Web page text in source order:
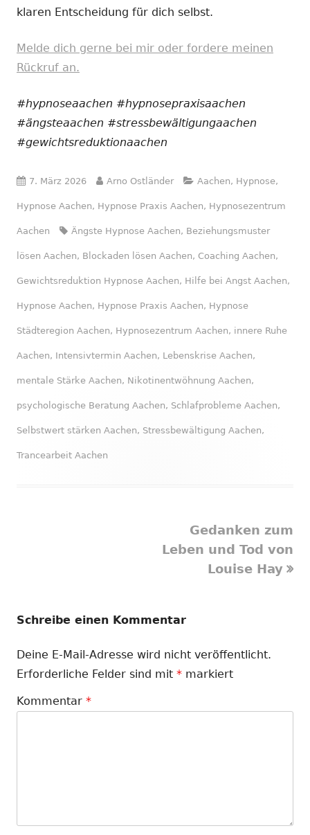
klaren Entscheidung für dich selbst.
Melde dich gerne bei mir oder fordere meinen
Rückruf an.
#hypnoseaachen #hypnosepraxisaachen
#ängsteaachen #stressbewältigungaachen
#gewichtsreduktionaachen
Veröffentlicht
am
7. März 2026 Autor
Arno Ostländer Kategorien
Aachen, Hypnose,
Hypnose Aachen, Hypnose Praxis Aachen, Hypnosezentrum
Aachen Schlagwörter
Ängste Hypnose Aachen, Beziehungsmuster
lösen Aachen, Blockaden lösen Aachen, Coaching Aachen,
Gewichtsreduktion Hypnose Aachen, Hilfe bei Angst Aachen,
Hypnose Aachen, Hypnose Praxis Aachen, Hypnose
Städteregion Aachen, Hypnosezentrum Aachen, innere Ruhe
Aachen, Intensivtermin Aachen, Lebenskrise Aachen,
mentale Stärke Aachen, Nikotinentwöhnung Aachen,
psychologische Beratung Aachen, Schlafprobleme Aachen,
Selbstwert stärken Aachen, Stressbewältigung Aachen,
Trancearbeit Aachen
BeitragsnavigationNächster
Beitrag
Gedanken zum
Leben und Tod von
Louise Hay
Schreibe einen Kommentar
Deine E-Mail-Adresse wird nicht veröffentlicht.
Erforderliche Felder sind mit * markiert
Kommentar *